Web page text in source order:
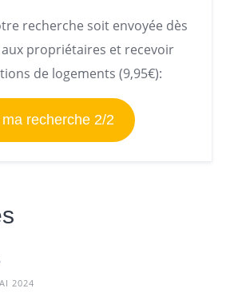
recherche soit envoyée dès
propriétaires et recevoir
de logements (9,95€):
recherche 2/2
2024